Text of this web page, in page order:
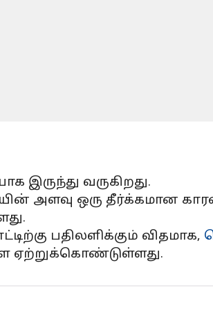
இருந்து வருகிறது.
அளவு ஒரு தீர்க்கமான
பதிலளிக்கும் விதமாக,
ஏற்றுக்கொண்டுள்ளது.